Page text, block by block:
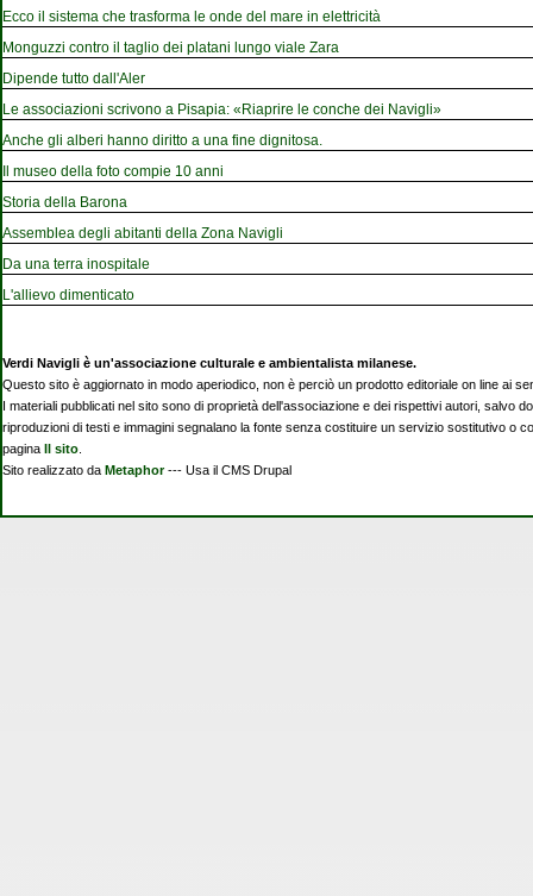
Ecco il sistema che trasforma le onde del mare in elettricità
Monguzzi contro il taglio dei platani lungo viale Zara
Dipende tutto dall'Aler
Le associazioni scrivono a Pisapia: «Riaprire le conche dei Navigli»
Anche gli alberi hanno diritto a una fine dignitosa.
Il museo della foto compie 10 anni
Storia della Barona
Assemblea degli abitanti della Zona Navigli
Da una terra inospitale
L'allievo dimenticato
Verdi Navigli è un'associazione culturale e ambientalista milanese.
Questo sito è aggiornato in modo aperiodico, non è perciò un prodotto editoriale on line ai
I materiali pubblicati nel sito sono di proprietà dell'associazione e dei rispettivi autori,
riproduzioni di testi e immagini segnalano la fonte senza costituire un servizio sostitutivo o
pagina
Il sito.
Sito realizzato da Metaphor--- Usa il CMS Drupal